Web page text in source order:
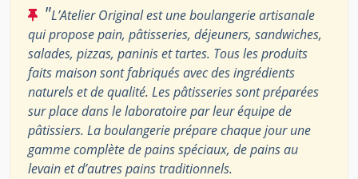
"L’Atelier Original est une boulangerie artisanale
qui propose pain, pâtisseries, déjeuners, sandwiches,
salades, pizzas, paninis et tartes. Tous les produits
faits maison sont fabriqués avec des ingrédients
naturels et de qualité. Les pâtisseries sont préparées
sur place dans le laboratoire par leur équipe de
pâtissiers. La boulangerie prépare chaque jour une
gamme complète de pains spéciaux, de pains au
levain et d’autres pains traditionnels.